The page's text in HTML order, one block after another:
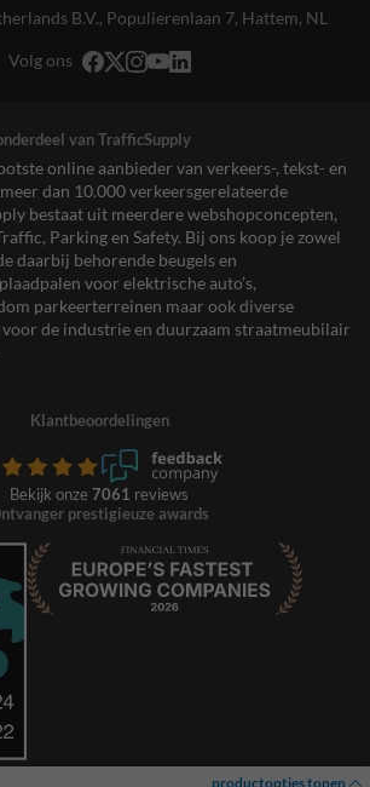
productopties tonen
B.V., Populierenlaan 7, Hattem, NL
Volg ons
van TrafficSupply
online aanbieder van verkeers-, tekst- en
dan 10.000 verkeersgerelateerde
bestaat uit meerdere webshopconcepten,
Parking en Safety. Bij ons koop je zowel
daarbij behorende beugels en
voor elektrische auto’s,
parkeerterreinen maar ook diverse
de industrie en duurzaam straatmeubilair
Klantbeoordelingen
Bekijk onze 7061 reviews
prestigieuze awards